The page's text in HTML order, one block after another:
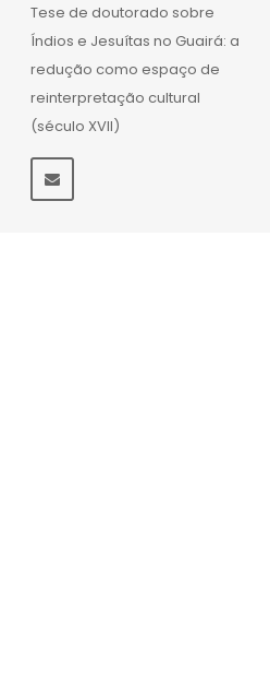
Tese de doutorado sobre
Índios e Jesuítas no Guairá: a
redução como espaço de
reinterpretação cultural
(século XVII)